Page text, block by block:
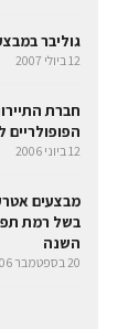
גוליבר
12 ביולי 2007
חברת
הפופולריים
12 ביוני 2006
מבצעים
השנה
20 בספטמבר 2006